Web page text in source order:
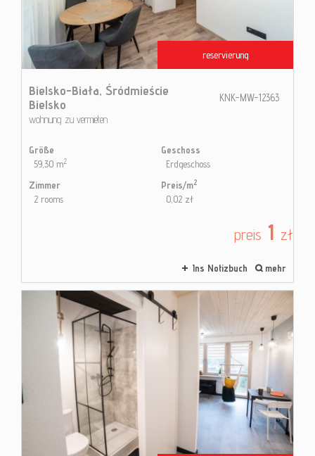
reservierung
Bielsko-Biała, Śródmieście
Bielsko
wohnung zu vermieten
KNK-MW-12363
Größe
59,30 m2
Geschoss
Erdgeschoss
Zimmer
2 rooms
Preis/m2
0,02 zł
preis 1 zł
Ins Notizbuch mehr